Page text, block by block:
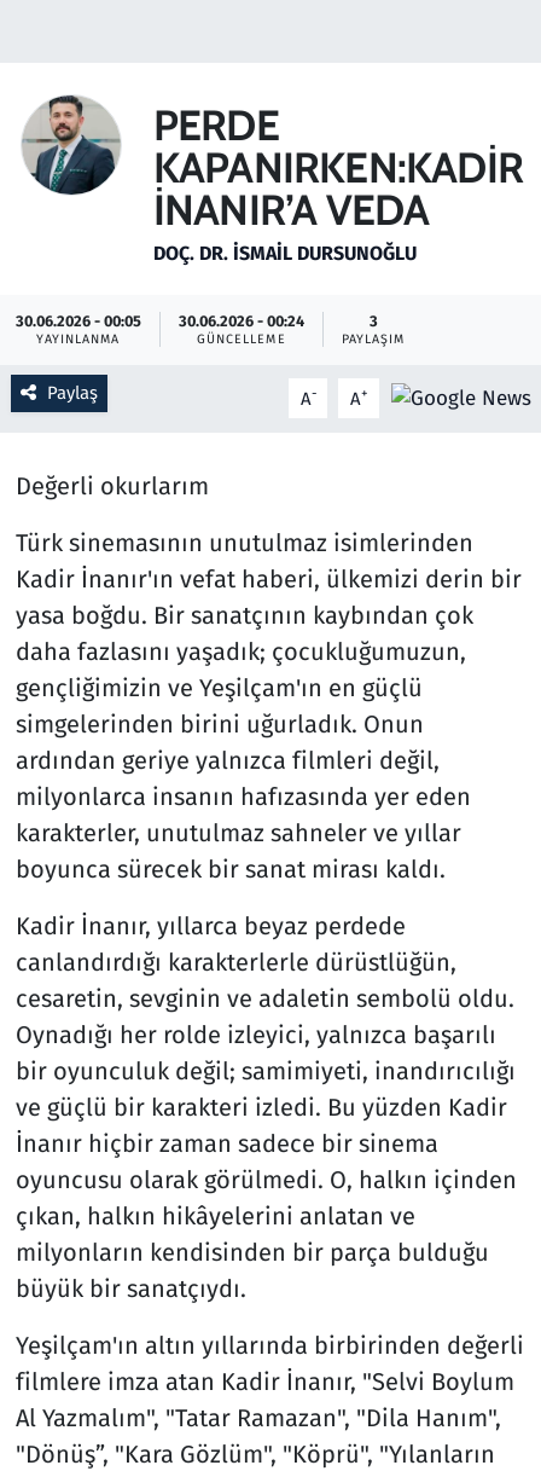
PERDE
KAPANIRKEN:KADİR
İNANIR’A VEDA
DOÇ. DR. İSMAIL DURSUNOĞLU
30.06.2026 - 00:05
YAYINLANMA
30.06.2026 - 00:24
GÜNCELLEME
3
PAYLAŞIM
Paylaş A- A+
Değerli okurlarım
Türk sinemasının unutulmaz isimlerinden
Kadir İnanır'ın vefat haberi, ülkemizi derin bir
yasa boğdu. Bir sanatçının kaybından çok
daha fazlasını yaşadık; çocukluğumuzun,
gençliğimizin ve Yeşilçam'ın en güçlü
simgelerinden birini uğurladık. Onun
ardından geriye yalnızca filmleri değil,
milyonlarca insanın hafızasında yer eden
karakterler, unutulmaz sahneler ve yıllar
boyunca sürecek bir sanat mirası kaldı.
Kadir İnanır, yıllarca beyaz perdede
canlandırdığı karakterlerle dürüstlüğün,
cesaretin, sevginin ve adaletin sembolü oldu.
Oynadığı her rolde izleyici, yalnızca başarılı
bir oyunculuk değil; samimiyeti, inandırıcılığı
ve güçlü bir karakteri izledi. Bu yüzden Kadir
İnanır hiçbir zaman sadece bir sinema
oyuncusu olarak görülmedi. O, halkın içinden
çıkan, halkın hikâyelerini anlatan ve
milyonların kendisinden bir parça bulduğu
büyük bir sanatçıydı.
Yeşilçam'ın altın yıllarında birbirinden değerli
filmlere imza atan Kadir İnanır, "Selvi Boylum
Al Yazmalım", "Tatar Ramazan", "Dila Hanım",
"Dönüş”, "Kara Gözlüm", "Köprü", "Yılanların
Haber
Kültür Sanat
Kurumsal Haberler
Memur ve Kamu
Otomobil
Oyun
Ramazan
Rüya Tabirleri
Sağlık
Savunma Sanayi
Seçim 2023
Teknoloji ve Bilim
Televizyon